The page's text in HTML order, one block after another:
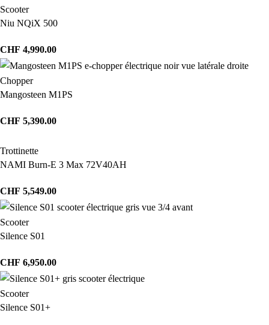
Scooter
Niu NQiX 500
CHF 4,990.00
Chopper
Mangosteen M1PS
CHF 5,390.00
Trottinette
NAMI Burn-E 3 Max 72V40AH
CHF 5,549.00
Scooter
Silence S01
CHF 6,950.00
Scooter
Silence S01+